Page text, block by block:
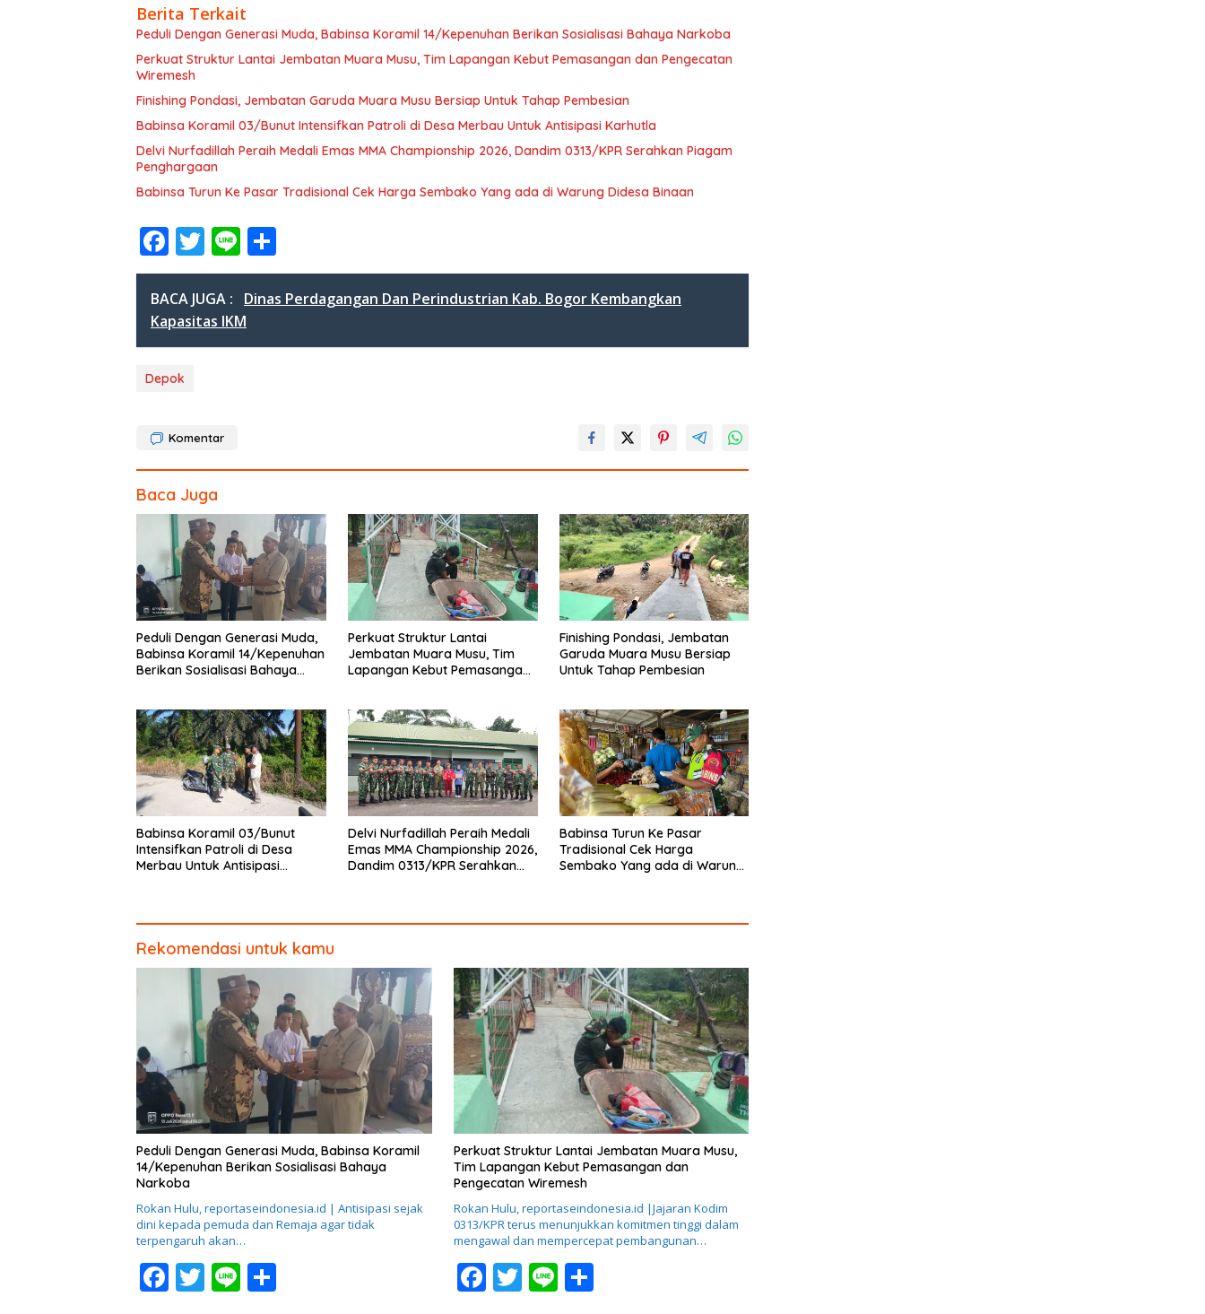
Berita Terkait
Peduli Dengan Generasi Muda, Babinsa Koramil 14/Kepenuhan Berikan Sosialisasi Bahaya Narkoba
Perkuat Struktur Lantai Jembatan Muara Musu, Tim Lapangan Kebut Pemasangan dan Pengecatan
Wiremesh
Finishing Pondasi, Jembatan Garuda Muara Musu Bersiap Untuk Tahap Pembesian
Babinsa Koramil 03/Bunut Intensifkan Patroli di Desa Merbau Untuk Antisipasi Karhutla
Delvi Nurfadillah Peraih Medali Emas MMA Championship 2026, Dandim 0313/KPR Serahkan Piagam
Penghargaan
Babinsa Turun Ke Pasar Tradisional Cek Harga Sembako Yang ada di Warung Didesa Binaan
F
ac
e
b
o
o
T
w
itt
er
Li
n
e
h
ar
BACA JUGA :
Dinas Perdagangan Dan Perindustrian Kab. Bogor Kembangkan
Kapasitas IKM
Depok
Komentar
Baca Juga
Peduli Dengan Generasi Muda,
Babinsa Koramil 14/Kepenuhan
Berikan Sosialisasi Bahaya
Perkuat Struktur Lantai
Jembatan Muara Musu, Tim
Lapangan Kebut Pemasangan
Finishing Pondasi, Jembatan
Garuda Muara Musu Bersiap
Untuk Tahap Pembesian
Babinsa Koramil 03/Bunut
Intensifkan Patroli di Desa
Merbau Untuk Antisipasi
Delvi Nurfadillah Peraih Medali
Emas MMA Championship 2026,
Dandim 0313/KPR Serahkan
Babinsa Turun Ke Pasar
Tradisional Cek Harga
Sembako Yang ada di Warung
Rekomendasi untuk kamu
Peduli Dengan Generasi Muda, Babinsa Koramil
14/Kepenuhan Berikan Sosialisasi Bahaya
Narkoba
Rokan Hulu, reportaseindonesia.id | Antisipasi sejak
dini kepada pemuda dan Remaja agar tidak
terpengaruh akan…
F T Li
Perkuat Struktur Lantai Jembatan Muara Musu,
Tim Lapangan Kebut Pemasangan dan
Pengecatan Wiremesh
Rokan Hulu, reportaseindonesia.id |Jajaran Kodim
0313/KPR terus menunjukkan komitmen tinggi dalam
mengawal dan mempercepat pembangunan…
F T Li S